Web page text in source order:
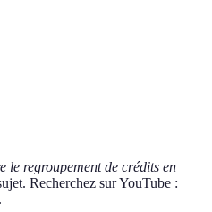
le regroupement de crédits en
Recherchez sur YouTube :